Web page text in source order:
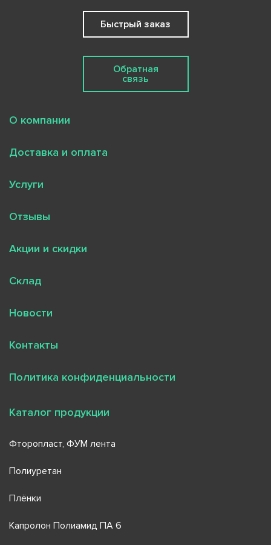
Быстрый заказ
Обратная
связь
О компании
Доставка и оплата
Услуги
Отзывы
Акции и скидки
Склад
Новости
Контакты
Политика конфиденциальности
Каталог продукции
Фторопласт, ФУМ лента
Полиуретан
Плёнки
Капролон Полиамид ПА 6